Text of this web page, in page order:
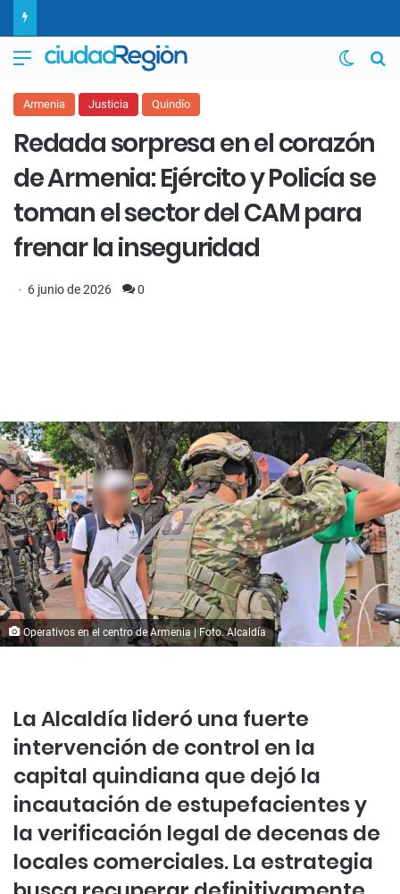
Menú
Armenia Justicia Quindío
Redada sorpresa en el corazón
de Armenia: Ejército y Policía se
toman el sector del CAM para
frenar la inseguridad
6 junio de 2026 0
Operativos en el centro de Armenia | Foto. Alcaldía
La Alcaldía lideró una fuerte
intervención de control en la
capital quindiana que dejó la
incautación de estupefacientes y
la verificación legal de decenas de
locales comerciales. La estrategia